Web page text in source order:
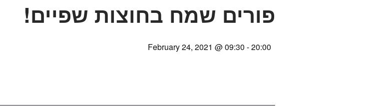
פורים שמח בחוצות שפיים!
February 24, 2021 @ 09:30 -20:00